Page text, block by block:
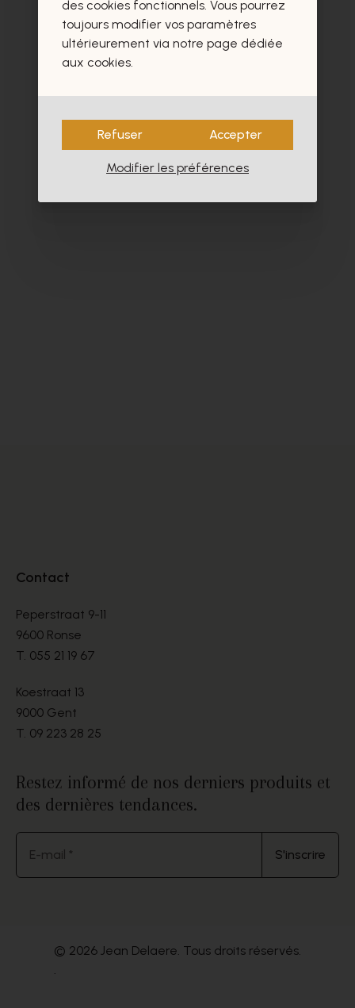
Contact
Peperstraat 9-11
9600 Ronse
T. 055 21 19 67
Koestraat 13
9000 Gent
T. 09 223 28 25
Restez informé de nos derniers produits et
des dernières tendances.
E-mail * S'inscrire
© 2026 Jean Delaere. Tous droits réservés.
.
des cookies fonctionnels. Vous pourrez
toujours modifier vos paramètres
ultérieurement via notre page dédiée
aux cookies.
Refuser Accepter
Modifier les préférences